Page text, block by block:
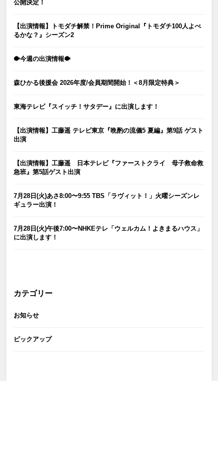
公開決定！
【出演情報】トモダチ解禁！Prime Original『トモダチ100人よべ
るかな？』シーズン2
🐡今週の出演情報🐡
森ひかる後援会 2026年度/会員期間開始！＜8月限定特典＞
東海テレビ『スイッチ！サタデー』に出演します！
【出演情報】工藤遥 テレビ東京『晩酌の流儀5 夏編』第9話 ゲスト
出演
【出演情報】工藤遥 日本テレビ『ファーストクライ 母子救命救
急班』第5話ゲスト出演
7月28日(火)あさ8:00〜9:55 TBS「ラヴィット！」火曜シーズンレ
ギュラー出演！
7月28日(火)午後7:00〜NHKEテレ「ウェルカム！よきまるハウス」
に出演します！
カテゴリー
お知らせ
ピックアップ